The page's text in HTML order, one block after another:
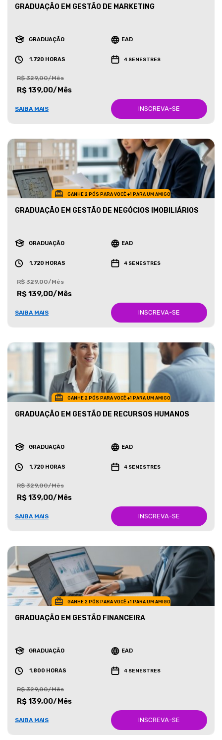
GRADUAÇÃO EM GESTÃO DE MARKETING
GRADUAÇÃO EAD
1.720 HORAS 4 SEMESTRES
R$ 329,00/Mês
R$ 139,00/Mês
SAIBA MAIS INSCREVA-SE
GANHE 2 PÓS PARA VOCÊ +1 PARA UM AMIGO
GRADUAÇÃO EM GESTÃO DE NEGÓCIOS IMOBILIÁRIOS
GRADUAÇÃO EAD
1.720 HORAS 4 SEMESTRES
R$ 329,00/Mês
R$ 139,00/Mês
SAIBA MAIS INSCREVA-SE
GANHE 2 PÓS PARA VOCÊ +1 PARA UM AMIGO
GRADUAÇÃO EM GESTÃO DE RECURSOS HUMANOS
GRADUAÇÃO EAD
1.720 HORAS 4 SEMESTRES
R$ 329,00/Mês
R$ 139,00/Mês
SAIBA MAIS INSCREVA-SE
GANHE 2 PÓS PARA VOCÊ +1 PARA UM AMIGO
GRADUAÇÃO EM GESTÃO FINANCEIRA
GRADUAÇÃO EAD
1.800 HORAS 4 SEMESTRES
R$ 329,00/Mês
R$ 139,00/Mês
SAIBA MAIS INSCREVA-SE